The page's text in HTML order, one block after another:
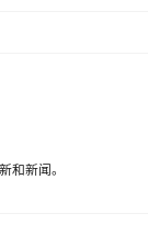
和新闻。